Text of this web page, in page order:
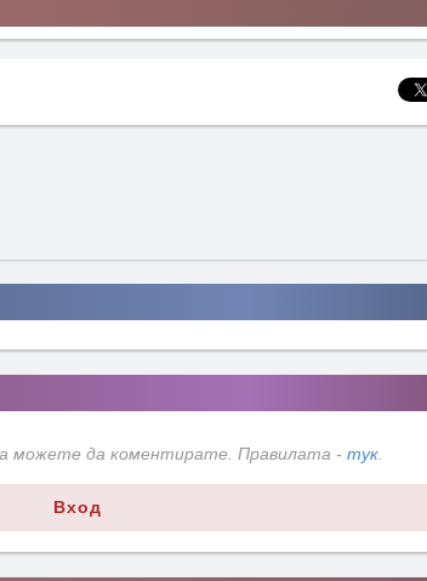
можете да коментирате. Правилата - тук.
Вход